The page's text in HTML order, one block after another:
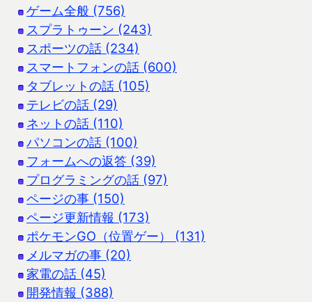
ゲーム全般 (756)
スプラトゥーン (243)
スポーツの話 (234)
スマートフォンの話 (600)
タブレットの話 (105)
テレビの話 (29)
ネットの話 (110)
パソコンの話 (100)
フォームへの返答 (39)
プログラミングの話 (97)
ページの事 (150)
ページ更新情報 (173)
ポケモンGO（位置ゲー） (131)
メルマガの事 (20)
家電の話 (45)
開発情報 (388)